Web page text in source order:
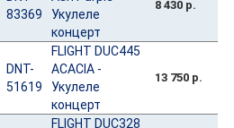
83369
Укулеле
концерт
8 430 р.
DNT-
51619
FLIGHT DUC445
ACACIA -
Укулеле
концерт
13 750 р.
FLIGHT DUC328